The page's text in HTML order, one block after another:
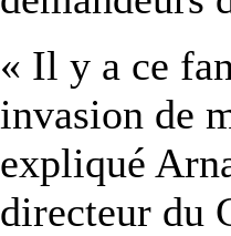
« Il y a ce
invasion de
expliqué
directeur du